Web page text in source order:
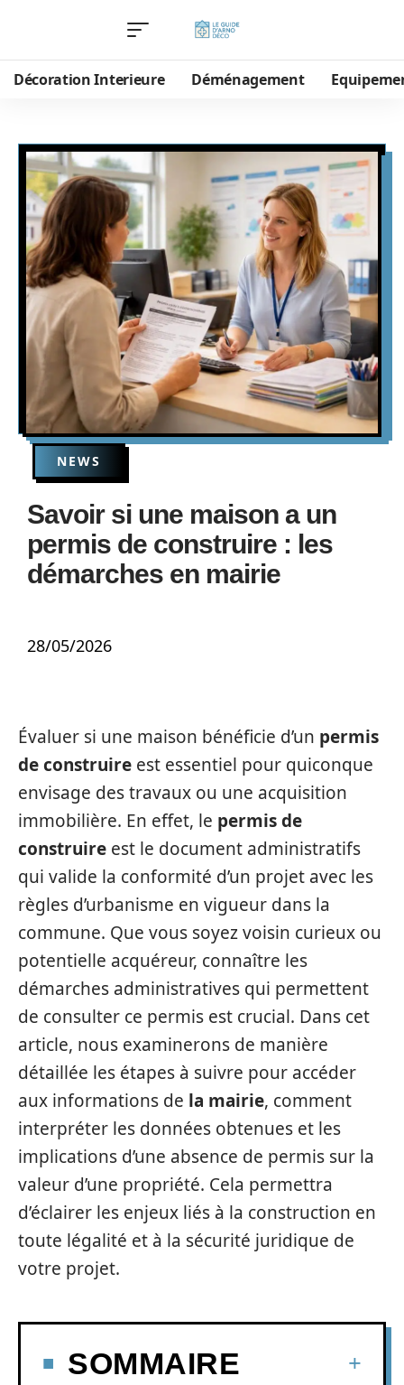
Décoration Interieure Déménagement
NEWS
Savoir si une maison a un
permis de construire : les
démarches en mairie
28/05/2026
Évaluer si une maison bénéficie d’un permis
de construire est essentiel pour quiconque
envisage des travaux ou une acquisition
immobilière. En effet, le permis de
construire est le document administratifs
qui valide la conformité d’un projet avec les
règles d’urbanisme en vigueur dans la
commune. Que vous soyez voisin curieux ou
potentielle acquéreur, connaître les
démarches administratives qui permettent
de consulter ce permis est crucial. Dans cet
article, nous examinerons de manière
détaillée les étapes à suivre pour accéder
aux informations de la mairie, comment
interpréter les données obtenues et les
implications d’une absence de permis sur la
valeur d’une propriété. Cela permettra
d’éclairer les enjeux liés à la construction en
toute légalité et à la sécurité juridique de
votre projet.
SOMMAIRE